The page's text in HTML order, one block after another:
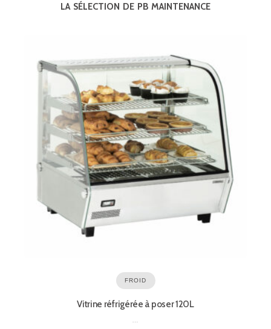
LA SÉLECTION DE PB MAINTENANCE
FROID
Vitrine réfrigérée à poser 120L
…